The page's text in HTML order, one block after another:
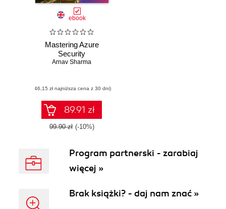
ebook
Mastering Azure
Security
Arnav Sharma
(46,15 zł najniższa cena z 30 dni)
89.91 zł
99.90 zł (-10%)
Program partnerski - zarabiaj
więcej »
Brak książki? - daj nam znać »